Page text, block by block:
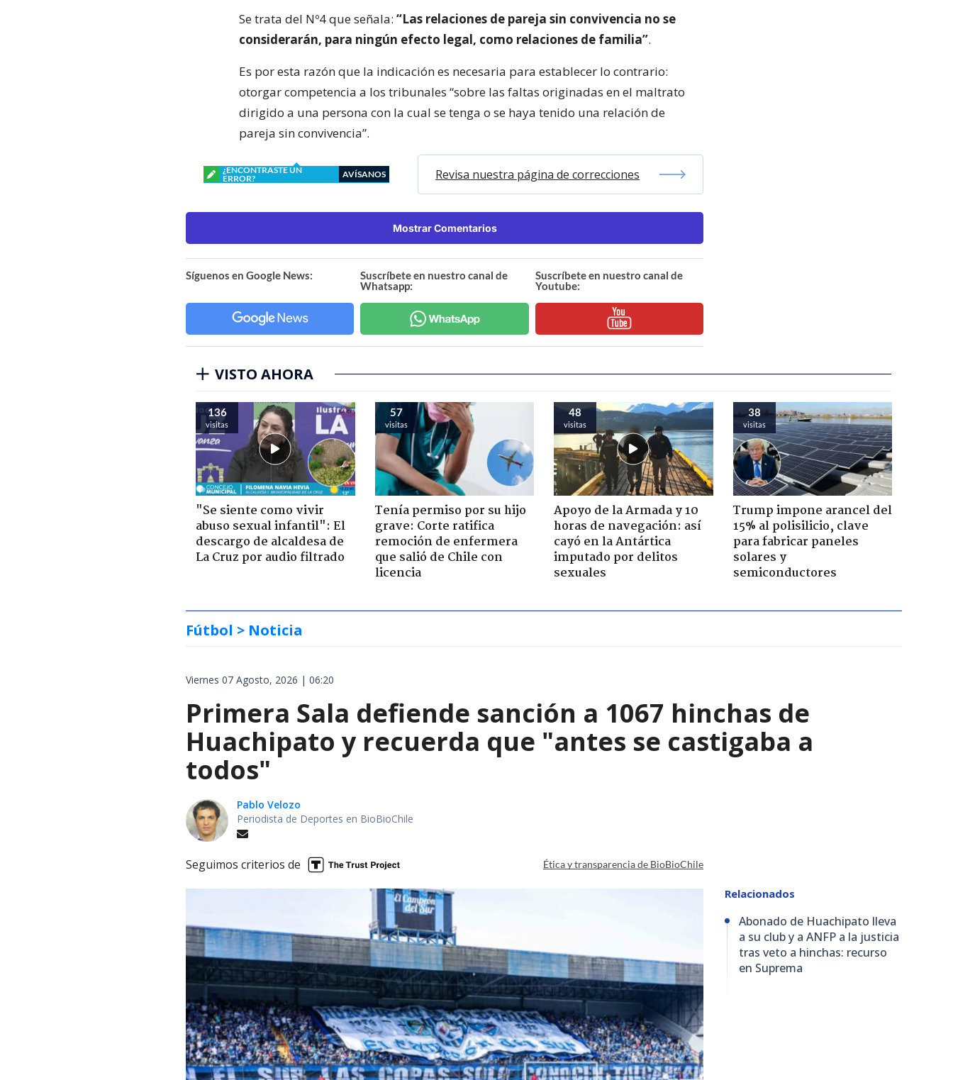
Se trata del Nº4 que señala: “Las relaciones de pareja sin convivencia no se
considerarán, para ningún efecto legal, como relaciones de familia”.
Es por esta razón que la indicación es necesaria para establecer lo contrario:
otorgar competencia a los tribunales “sobre las faltas originadas en el maltrato
dirigido a una persona con la cual se tenga o se haya tenido una relación de
pareja sin convivencia”.
¿ENCONTRASTE UN
ERROR?
AVÍSANOS Revisa nuestra página de correcciones
Mostrar Comentarios
Síguenos en Google News:
Suscríbete en nuestro canal de
Whatsapp:
Suscríbete en nuestro canal de
Youtube:
VISTO AHORA
136
visitas
"Se siente como vivir
abuso sexual infantil": El
descargo de alcaldesa de
La Cruz por audio filtrado
57
visitas
Tenía permiso por su hijo
grave: Corte ratifica
remoción de enfermera
que salió de Chile con
licencia
48
visitas
Apoyo de la Armada y 10
horas de navegación: así
cayó en la Antártica
imputado por delitos
sexuales
38
visitas
Trump impone arancel del
15% al polisilicio, clave
para fabricar paneles
solares y
semiconductores
Fútbol > Noticia
Viernes 07 Agosto, 2026 | 06:20
Primera Sala defiende sanción a 1067 hinchas de
Huachipato y recuerda que "antes se castigaba a
todos"
Pablo Velozo
Periodista de Deportes en BioBioChile
Seguimos criterios de Ética y transparencia de BioBioChile
Relacionados
Abonado de Huachipato lleva
a su club y a ANFP a la justicia
tras veto a hinchas: recurso
en Suprema